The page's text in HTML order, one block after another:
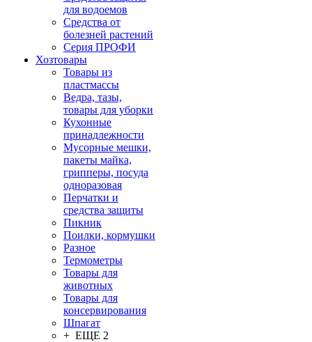
для водоемов
Средства от
болезней растений
Серия ПРОФИ
Хозтовары
Товары из
пластмассы
Ведра, тазы,
товары для уборки
Кухонные
принадлежности
Мусорные мешки,
пакеты майка,
грипперы, посуда
одноразовая
Перчатки и
средства защиты
Пикник
Поилки, кормушки
Разное
Термометры
Товары для
животных
Товары для
консервирования
Шпагат
+ ЕЩЕ 2